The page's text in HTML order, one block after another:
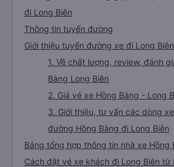
đi Long Biên
Thông tin tuyến đường
Giới thiệu tuyến đường xe đi Long
1. Về chất lượng, review, đánh
Bàng Long Biên
2. Giá vé xe Hồng Bàng - Long
3. Giới thiệu, tư vấn các dòng
đường Hồng Bàng đi Long Biên
Bảng tổng hợp thông tin nhà xe Hồng
Cách đặt vé xe khách đi Long Biên từ